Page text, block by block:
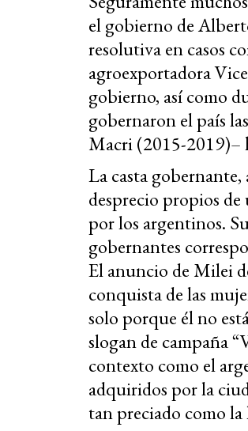
el gobierno de
resolutiva en casos
agroexportadora
gobierno, así como
gobernaron el país
Macri (2015-2019)–
La casta
desprecio propios
por los argentinos.
gobernantes
El anuncio de Milei
conquista de las
solo porque él no
slogan de campaña
contexto como el
adquiridos por la
tan preciado como